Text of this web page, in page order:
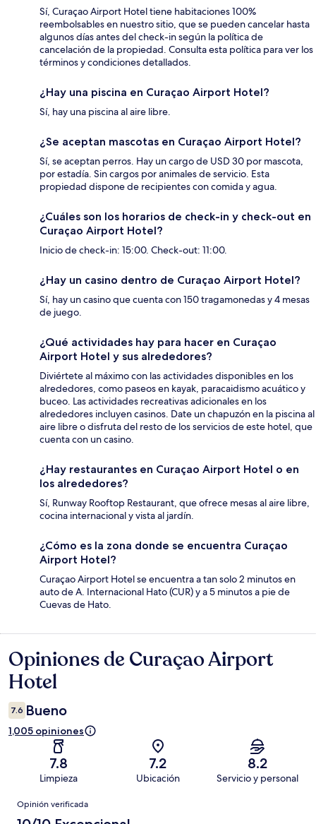
Sí, Curaçao Airport Hotel tiene habitaciones 100%
reembolsables en nuestro sitio, que se pueden cancelar hasta
algunos días antes del check-in según la política de
cancelación de la propiedad. Consulta esta política para ver los
términos y condiciones detallados.
¿Hay una piscina en Curaçao Airport Hotel?
Sí, hay una piscina al aire libre.
¿Se aceptan mascotas en Curaçao Airport Hotel?
Sí, se aceptan perros. Hay un cargo de USD 30 por mascota,
por estadía. Sin cargos por animales de servicio. Esta
propiedad dispone de recipientes con comida y agua.
¿Cuáles son los horarios de check-in y check-out en
Curaçao Airport Hotel?
Inicio de check-in: 15:00. Check-out: 11:00.
¿Hay un casino dentro de Curaçao Airport Hotel?
Sí, hay un casino que cuenta con 150 tragamonedas y 4 mesas
de juego.
¿Qué actividades hay para hacer en Curaçao
Airport Hotel y sus alrededores?
Diviértete al máximo con las actividades disponibles en los
alrededores, como paseos en kayak, paracaidismo acuático y
buceo. Las actividades recreativas adicionales en los
alrededores incluyen casinos. Date un chapuzón en la piscina al
aire libre o disfruta del resto de los servicios de este hotel, que
cuenta con un casino.
¿Hay restaurantes en Curaçao Airport Hotel o en
los alrededores?
Sí, Runway Rooftop Restaurant, que ofrece mesas al aire libre,
cocina internacional y vista al jardín.
¿Cómo es la zona donde se encuentra Curaçao
Airport Hotel?
Curaçao Airport Hotel se encuentra a tan solo 2 minutos en
auto de A. Internacional Hato (CUR) y a 5 minutos a pie de
Cuevas de Hato.
Opiniones
Opiniones de Curaçao Airport
Hotel
7.6 Bueno
1,005 opiniones
7.8
Limpieza
7.2
Ubicación
8.2
Servicio y personal
Opiniones
Opinión verificada